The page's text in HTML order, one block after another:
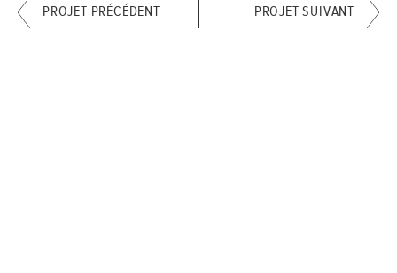
PROJET PRÉCÉDENT PROJET SUIVANT